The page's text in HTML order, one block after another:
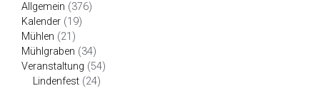
Allgemein (376)
Kalender (19)
Mühlen (21)
Mühlgraben (34)
Veranstaltung (54)
Lindenfest (24)